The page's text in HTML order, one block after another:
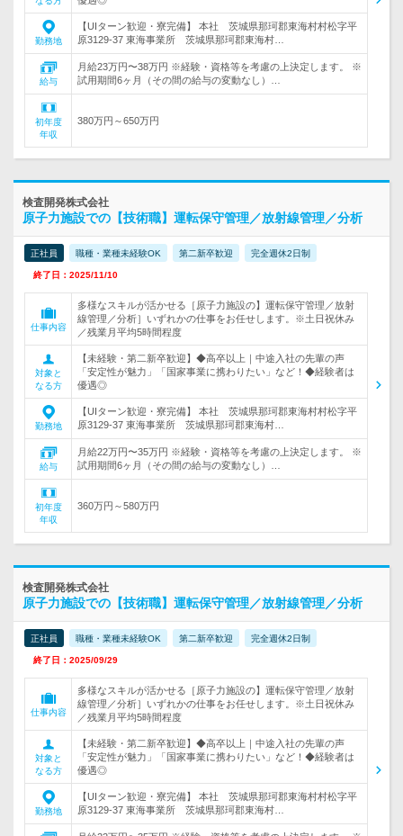
勤務地
【UIターン歓迎・寮完備】 本社 茨城県那珂郡東海村村松字平
原3129-37 東海事業所 茨城県那珂郡東海村…
給与
月給23万円〜38万円 ※経験・資格等を考慮の上決定します。 ※
試用期間6ヶ月（その間の給与の変動なし）…
初年度
年収
380万円～650万円
検査開発株式会社
原子力施設での【技術職】運転保守管理／放射線管理／分析
正社員 職種・業種未経験OK 第二新卒歓迎 完全週休2日制
終了日：2025/11/10
仕事内容
多様なスキルが活かせる［原子力施設の】運転保守管理／放射
線管理／分析］いずれかの仕事をお任せします。※土日祝休み
／残業月平均5時間程度
対象と
なる方
【未経験・第二新卒歓迎】◆高卒以上｜中途入社の先輩の声
「安定性が魅力」「国家事業に携わりたい」など！◆経験者は
優遇◎
勤務地
【UIターン歓迎・寮完備】 本社 茨城県那珂郡東海村村松字平
原3129-37 東海事業所 茨城県那珂郡東海村…
給与
月給22万円〜35万円 ※経験・資格等を考慮の上決定します。 ※
試用期間6ヶ月（その間の給与の変動なし）…
初年度
年収
360万円～580万円
検査開発株式会社
原子力施設での【技術職】運転保守管理／放射線管理／分析
正社員 職種・業種未経験OK 第二新卒歓迎 完全週休2日制
終了日：2025/09/29
仕事内容
多様なスキルが活かせる［原子力施設の】運転保守管理／放射
線管理／分析］いずれかの仕事をお任せします。※土日祝休み
／残業月平均5時間程度
対象と
なる方
【未経験・第二新卒歓迎】◆高卒以上｜中途入社の先輩の声
「安定性が魅力」「国家事業に携わりたい」など！◆経験者は
優遇◎
勤務地
【UIターン歓迎・寮完備】 本社 茨城県那珂郡東海村村松字平
原3129-37 東海事業所 茨城県那珂郡東海村…